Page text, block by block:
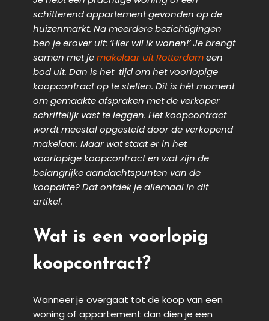
schitterend appartement gevonden op de
huizenmarkt. Na meerdere bezichtigingen
ben je erover uit: ‘Hier wil ik wonen!’ Je brengt
samen met jemakelaar uit Rotterdameen
bod uit. Dan is het tijd om het voorlopige
koopcontract op te stellen. Dit is hét moment
om gemaakte afspraken met de verkoper
schriftelijk vast te leggen. Het koopcontract
wordt meestal opgesteld door de verkopend
makelaar. Maar wat staat er in het
voorlopige koopcontract en wat zijn de
belangrijke aandachtspunten van de
koopakte? Dat ontdek je allemaal in dit
artikel.
Wat is een voorlopig
koopcontract?
Wanneer je overgaat tot de koop van een
woning of appartement dan dien je een